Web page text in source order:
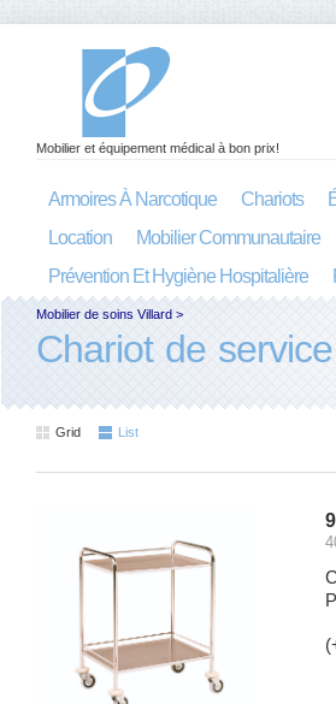
Mobilier et équipement médical à bon prix!
Armoires À Narcotique Chariots
Location
Mobilier Communautaire
Prévention Et Hygiène Hospitalière
Mobilier de soins Villard >
Chariot de
Grid List